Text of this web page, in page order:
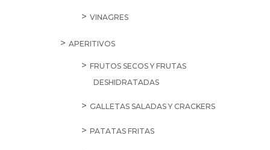
VINAGRES
APERITIVOS
FRUTOS SECOS Y FRUTAS
DESHIDRATADAS
GALLETAS SALADAS Y CRACKERS
PATATAS FRITAS